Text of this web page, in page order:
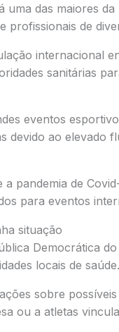
uma das maiores
profissionais de
internacional
sanitárias
eventos
devido ao elevado
pandemia de
para eventos
situação
Democrática
locais de saúde.
sobre
ou a atletas